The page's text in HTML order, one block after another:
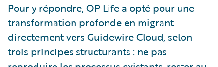
Pour y répondre, OP Life a opté pour une
transformation profonde en migrant
directement vers Guidewire Cloud, selon
trois principes structurants : ne pas